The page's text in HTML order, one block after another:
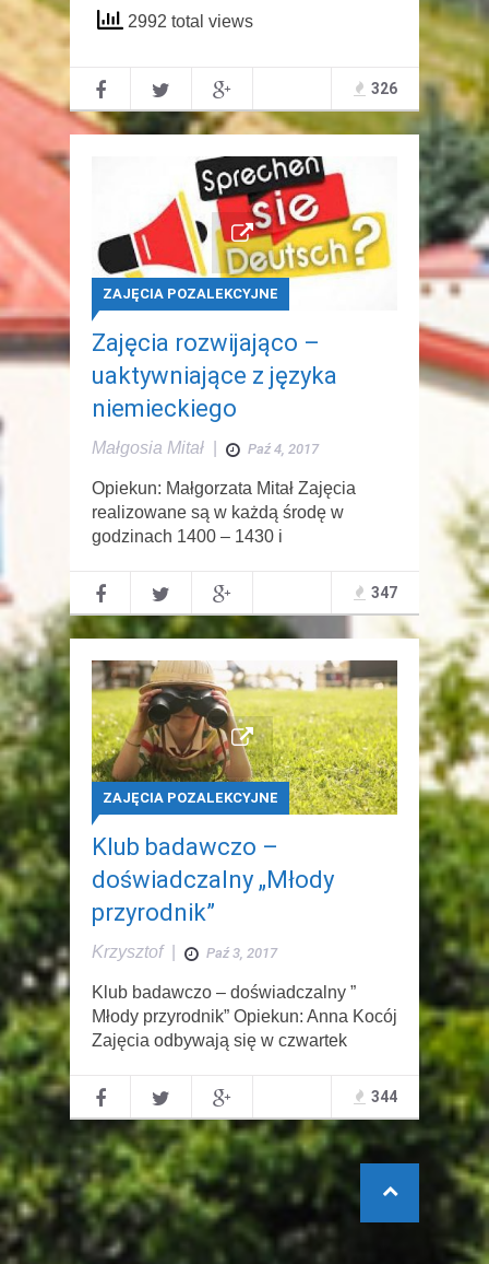
2992 total views
326
ZAJĘCIA POZALEKCYJNE
Zajęcia rozwijająco –
uaktywniające z języka
niemieckiego
Małgosia Mitał Paź 4, 2017
Opiekun: Małgorzata Mitał Zajęcia
realizowane są w każdą środę w
godzinach 1400 – 1430 i
347
ZAJĘCIA POZALEKCYJNE
Klub badawczo –
doświadczalny „Młody
przyrodnik”
Krzysztof| Paź 3, 2017
Klub badawczo – doświadczalny ”
Młody przyrodnik” Opiekun: Anna Kocój
Zajęcia odbywają się w czwartek
344